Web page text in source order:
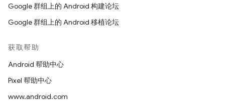
Google 群组上的 Android 构建论坛
Google 群组上的 Android 移植论坛
获取帮助
Android 帮助中心
Pixel 帮助中心
www.android.com